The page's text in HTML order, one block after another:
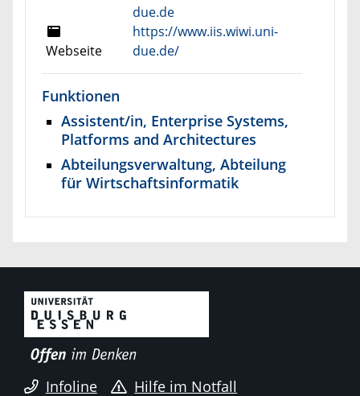
due.de
Webseite
https://www.iis.wiwi.uni-
due.de/
Funktionen
Assistent/in, Enterprise Systems,
Platforms and Architectures
Abteilungsverwaltung, Abteilung
für Wirtschaftsinformatik
Infoline Hilfe im Notfall